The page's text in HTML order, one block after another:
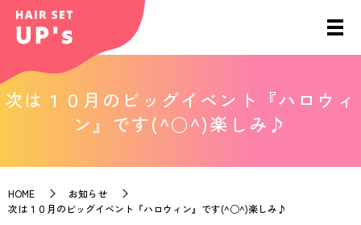
次は１０月のビッグイベント『ハロウィ
ン』です(^○^)楽しみ♪
HOME
お知らせ
次は１０月のビッグイベント『ハロウィン』です(^○^)楽しみ♪